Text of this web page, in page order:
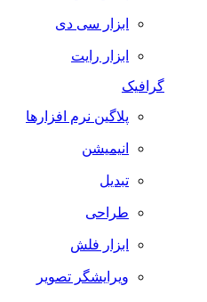
ابزار سی دی
ابزار رایت
گرافیک
پلاگین نرم افزارها
انیمیشن
تبدیل
طراحی
ابزار فلش
ویرایشگر تصویر